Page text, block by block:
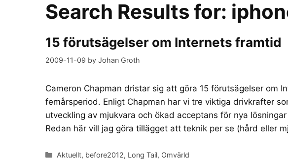
Search Results for:
15 förutsägelser om Internets framtid
2009-11-09 by Johan Groth
Cameron Chapman dristar sig att göra 15 förutsägelser om
femårsperiod. Enligt Chapman har vi tre viktiga drivkrafter
utveckling av mjukvara och ökad acceptans för nya
Redan här vill jag göra tillägget att teknik per se (hård eller
Categories
Aktuellt, before2012, Long Tail, Omvärld